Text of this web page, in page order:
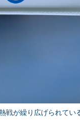
が繰り広げられている